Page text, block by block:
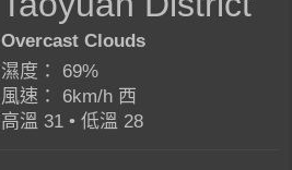
Overcast Clouds
濕度： 69%
風速： 6km/h 西
高溫 31 • 低溫 28